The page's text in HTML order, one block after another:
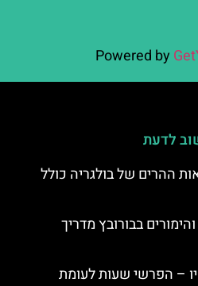
Powered by
לדעת
ל-2 מרחצאות ההרים של בולגריה כולל
בבורובץ מדריך
– הפרשי שעות לעומת